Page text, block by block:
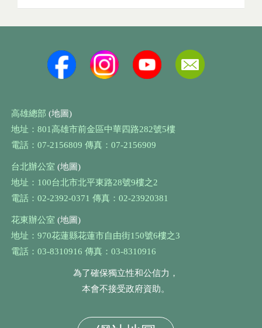
高雄總部 (地圖)
地址：801高雄市前金區中華四路282號5樓
電話：07-2156809 傳真：07-2156909
台北辦公室 (地圖)
地址：100台北市北平東路28號9樓之2
電話：02-2392-0371 傳真：02-23920381
花東辦公室 (地圖)
地址：970花蓮縣花蓮市自由街150號6樓之3
電話：03-8310916 傳真：03-8310916
為了確保獨立性和公信力，
本會不接受政府資助。